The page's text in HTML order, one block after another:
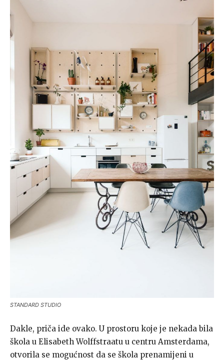
STANDARD STUDIO
Dakle, priča ide ovako. U prostoru koje je nekada bila
škola u Elisabeth Wolffstraatu u centru Amsterdama,
otvorila se mogućnost da se škola prenamijeni u